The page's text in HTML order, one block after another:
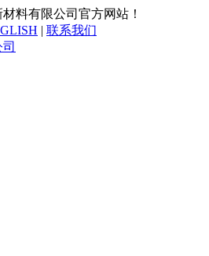
料有限公司官方网站！
| 联系我们